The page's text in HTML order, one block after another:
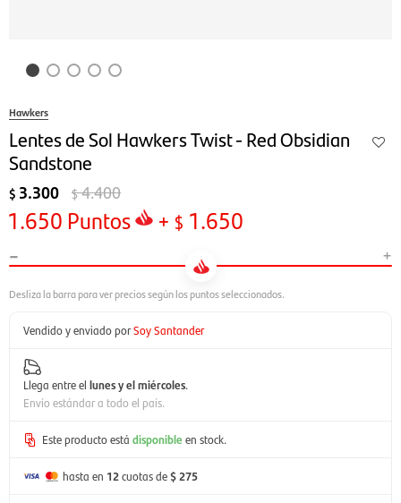
Hawkers
Lentes de Sol Hawkers Twist - Red Obsidian
Sandstone
$ 3.300 $4.400
1.650 Puntos + $ 1.650
- +
Vendido y enviado porSoy Santander
Llega entre el lunes y el miércoles.
Envío estándar a todo el país.
Este producto está disponible en stock.
hasta en 12cuotas de$ 275